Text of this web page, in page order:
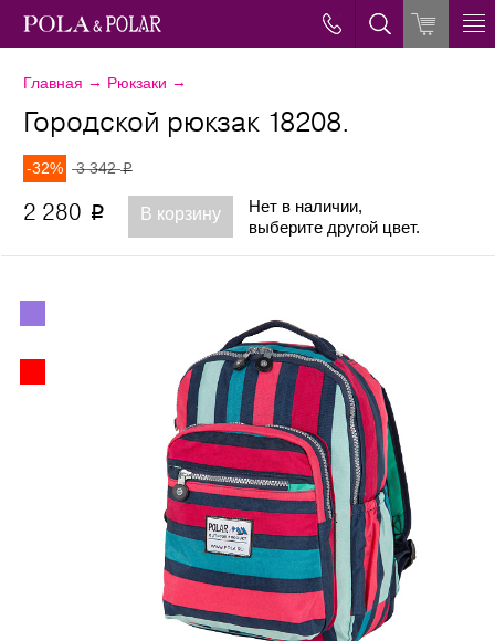
Главная → Рюкзаки →
Городской рюкзак 18208.
-32% 3 342p
2 280 p В корзину
Нет в наличии,
выберите другой цвет.